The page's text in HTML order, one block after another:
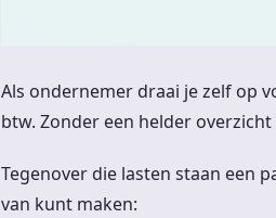
Als ondernemer draai je zelf op
btw. Zonder een helder
Tegenover die lasten staan een
van kunt maken: